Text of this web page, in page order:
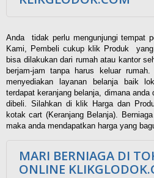
Anda tidak perlu mengunjungi tempat
Kami, Pembeli cukup klik Produk
bisa dilakukan dari rumah atau kantor
berjam-jam tanpa harus keluar
menyediakan layanan belanja baik
terdapat keranjang belanja, dimana
dibeli. Silahkan di klik Harga dan
kotak cart (Keranjang Belanja).
maka anda mendapatkan harga yang
MARI BERNIAGA DI
ONLINE